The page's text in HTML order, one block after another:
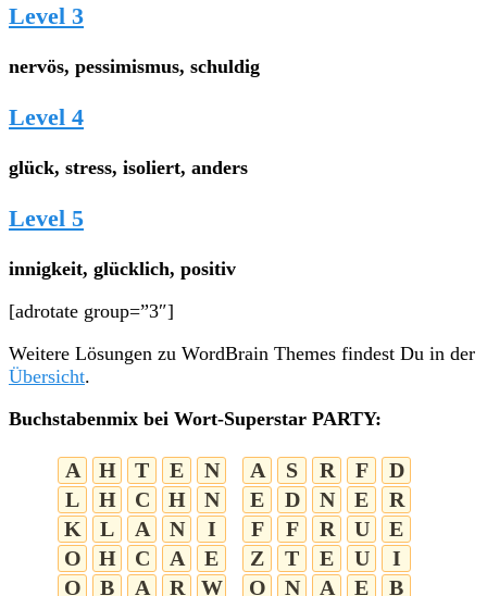
Level 3
nervös, pessimismus, schuldig
Level 4
glück, stress, isoliert, anders
Level 5
innigkeit, glücklich, positiv
[adrotate group=”3″]
Weitere Lösungen zu WordBrain Themes findest Du in der
Übersicht.
Buchstabenmix bei Wort-Superstar PARTY:
A H T E
N
L
H C H
N
K
L A N
I
O
H C A
E
O
B A R W
A S R F
D
E
D N E
R
F
F R U
E
Z
T E U
I
O
N A E B